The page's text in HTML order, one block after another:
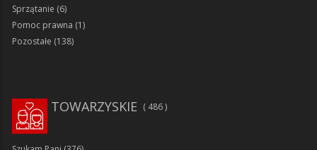
Sprzątanie (6)
Pomoc prawna (1)
Pozostałe (138)
TOWARZYSKIE 486